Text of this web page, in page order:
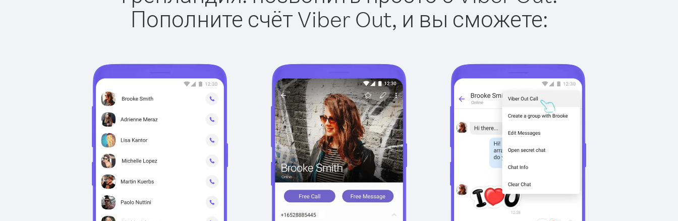
Пополните счёт Viber Out, и вы сможете: